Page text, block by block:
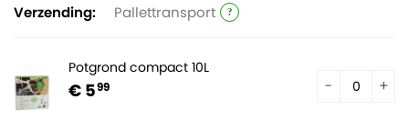
Verzending:
Pallettransport
Potgrond compact 10L
€ 599